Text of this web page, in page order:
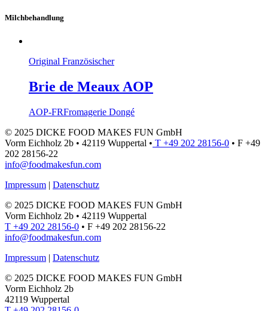
Milchbehandlung
Original Französischer
Brie de Meaux AOP
AOP-FRFromagerie Dongé
© 2025 DICKE FOOD MAKES FUN GmbH
Vorm Eichholz 2b • 42119 Wuppertal • T +49 202 28156-0 • F +49
202 28156-22
info@foodmakesfun.com
Impressum | Datenschutz
© 2025 DICKE FOOD MAKES FUN GmbH
Vorm Eichholz 2b • 42119 Wuppertal
T +49 202 28156-0 • F +49 202 28156-22
info@foodmakesfun.com
Impressum | Datenschutz
© 2025 DICKE FOOD MAKES FUN GmbH
Vorm Eichholz 2b
42119 Wuppertal